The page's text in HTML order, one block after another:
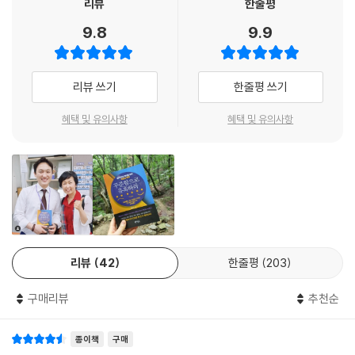
나만의 영업 철학이 있는가?
영업 성공23법칙
give하고 또 give하라
영업 성공24법칙
고객의 이야기에 경청 또 경청하라
영업 성공25법칙
기록하고 또 기록하라
내 발바닥의 땀만큼이 내 영업의 성공이다
영업 성공27법칙
삶이 곧 영업이고, 영업이 곧 삶이다
영업 성공28법칙
우리는 어떤 것을 파는가?
영업 성공29법칙
간절함으로 더욱 간절함으로
영업 성공30법칙
영업 성공31법칙
활을 시작하며 멋진 간호사로 성장하기를 소망하며 간호과장이 되겠다는
목표를 수첩에 명확하게 적었더니 책임간호사, 수간호사를 거쳐 간호과장
이 되었다. 15년의 병원생활을 마치고 보험설계사로 제2의 인생을 살겠다
고 다짐을 했을 때도 목표를 글로 적었더니 목표했던 성과에 다다를 수 있
도록 해주었다.
보험은 처음이라 아무것도 모르는 상태에서 성공하고 싶은 마음에 던졌던
‘어떻게 하면 보험설계사로 성공할 수 있나요?’라는 질문에 1주일에 생명
보험 3건 즉, 3W를 하고 생명보험협회의 명예의 전당인 MDRT회원이 되
면 된다는 답변에 무조건 그 목표를 수첩에 적어 지금까지 한 주도 빠지지
않고 달성하고 있다. 그로 인해 단기간에 MDRT회원이 되었다. 꿈 너머 꿈
이라고 했던가. 목표 넘어 목표라고 했던가. 100주 만 해보자 하고 시작했
던 것이 700주를 넘겼고 1,550주를 향해 달려가고 있다. 뿐만 아니라 20
다. 또 과일을 좋아하는 고객에게는 제철 과일, 평소보다 체력이 떨어지는
리뷰
9.8
리뷰 쓰기
혜택 및 유의사항
한줄평
9.9
한줄평 쓰기
혜택 및 유의사항
리뷰 42 한줄평 203
구매리뷰 추천순
종이책 구매